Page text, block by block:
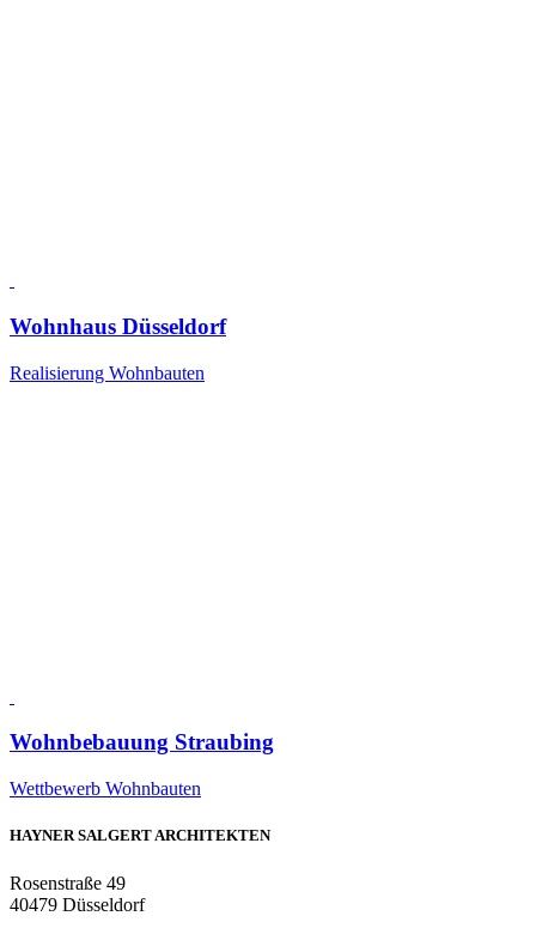
Wohnhaus Düsseldorf
Realisierung Wohnbauten
Wohnbebauung Straubing
Wettbewerb Wohnbauten
HAYNER SALGERT ARCHITEKTEN
Rosenstraße 49
40479 Düsseldorf